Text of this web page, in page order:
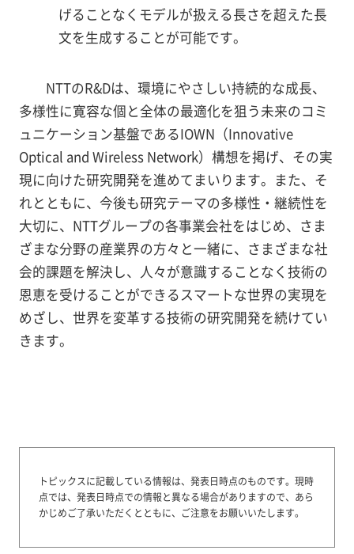
げることなくモデルが扱える長さを超えた長
文を生成することが可能です。
NTTのR&Dは、環境にやさしい持続的な成長、
多様性に寛容な個と全体の最適化を狙う未来のコミ
ュニケーション基盤であるIOWN（Innovative
Optical and Wireless Network）構想を掲げ、その実
現に向けた研究開発を進めてまいります。また、そ
れとともに、今後も研究テーマの多様性・継続性を
大切に、NTTグループの各事業会社をはじめ、さま
ざまな分野の産業界の方々と一緒に、さまざまな社
会的課題を解決し、人々が意識することなく技術の
恩恵を受けることができるスマートな世界の実現を
めざし、世界を変革する技術の研究開発を続けてい
きます。
トピックスに記載している情報は、発表日時点のものです。 現時
点では、発表日時点での情報と異なる場合がありますので、あら
かじめご了承いただくとともに、ご注意をお願いいたします。